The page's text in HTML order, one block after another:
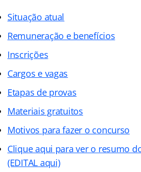
Situação atual
Remuneração e benefícios
Inscrições
Cargos e vagas
Etapas de provas
Materiais gratuitos
Motivos para fazer o concurso
Clique aqui para ver o resumo
(EDITAL aqui)